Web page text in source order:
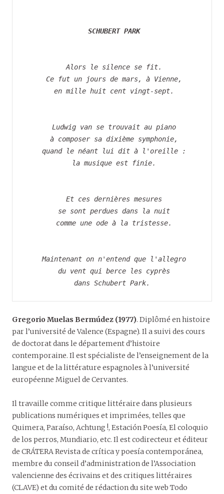
SCHUBERT PARK
Alors le silence se fit.
Ce fut un jours de mars, à Vienne,
en mille huit cent vingt-sept.
Ludwig van se trouvait au piano
à composer sa dixième symphonie,
quand le néant lui dit à l'oreille :
la musique est finie.
Et ces dernières mesures
se sont perdues dans la nuit
comme une ode à la tristesse.
Maintenant on n'entend que l'allegro
du vent qui berce les cyprès
dans Schubert Park.
Gregorio Muelas Bermúdez (1977). Diplômé en histoire
par l’université de Valence (Espagne). Il a suivi des cours
de doctorat dans le département d’histoire
contemporaine. Il est spécialiste de l’enseignement de la
langue et de la littérature espagnoles à l’université
européenne Miguel de Cervantes.
Il travaille comme critique littéraire dans plusieurs
publications numériques et imprimées, telles que
Quimera, Paraíso, Achtung !, Estación Poesía, El coloquio
de los perros, Mundiario, etc. Il est codirecteur et éditeur
de CRÁTERA Revista de crítica y poesía contemporánea,
membre du conseil d’administration de l’Association
valencienne des écrivains et des critiques littéraires
(CLAVE) et du comité de rédaction du site web Todo